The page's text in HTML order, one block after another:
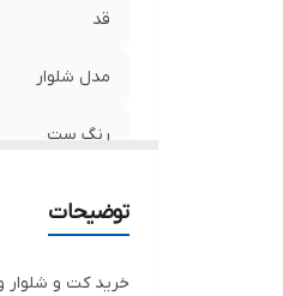
قد
مدل شلوار
رنگ ست
توضیحات
خرید کت و